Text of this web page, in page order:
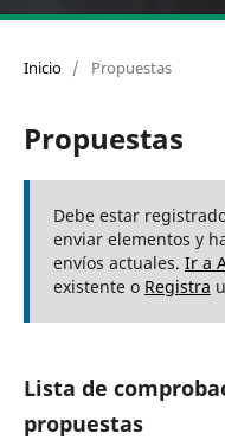
Inicio / Propuestas
Propuestas
Debe estar
enviar elementos y
envíos actuales. Ir a
existente o Registra
Lista de
propuestas